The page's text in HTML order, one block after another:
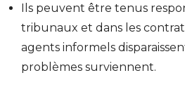
Ils peuvent être tenus
tribunaux et dans les
agents informels
problèmes surviennent.